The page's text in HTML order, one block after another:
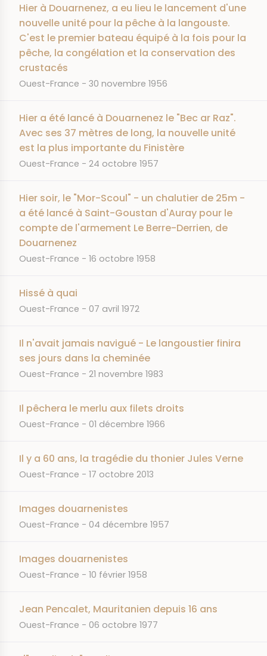
Hier à Douarnenez, a eu lieu le lancement d'une
nouvelle unité pour la pêche à la langouste.
C'est le premier bateau équipé à la fois pour la
pêche, la congélation et la conservation des
crustacés
JOURNAL
Ouest-France DATE
30 novembre 1956
Hier a été lancé à Douarnenez le "Bec ar Raz".
Avec ses 37 mètres de long, la nouvelle unité
est la plus importante du Finistère
JOURNAL
Ouest-France DATE
24 octobre 1957
Hier soir, le "Mor-Scoul" - un chalutier de 25m -
a été lancé à Saint-Goustan d'Auray pour le
compte de l'armement Le Berre-Derrien, de
Douarnenez
JOURNAL
Ouest-France DATE
16 octobre 1958
Hissé à quai
JOURNAL
Ouest-France DATE
07 avril 1972
Il n'avait jamais navigué - Le langoustier finira
ses jours dans la cheminée
JOURNAL
Ouest-France DATE
21 novembre 1983
Il pêchera le merlu aux filets droits
JOURNAL
Ouest-France DATE
01 décembre 1966
Il y a 60 ans, la tragédie du thonier Jules Verne
JOURNAL
Ouest-France DATE
17 octobre 2013
Images douarnenistes
JOURNAL
Ouest-France DATE
04 décembre 1957
Images douarnenistes
JOURNAL
Ouest-France DATE
10 février 1958
Jean Pencalet, Mauritanien depuis 16 ans
JOURNAL
Ouest-France DATE
06 octobre 1977